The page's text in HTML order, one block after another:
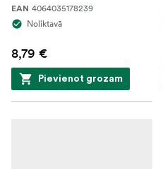
EAN 4064035178239
Noliktavā
8,79 €
Pievienot grozam